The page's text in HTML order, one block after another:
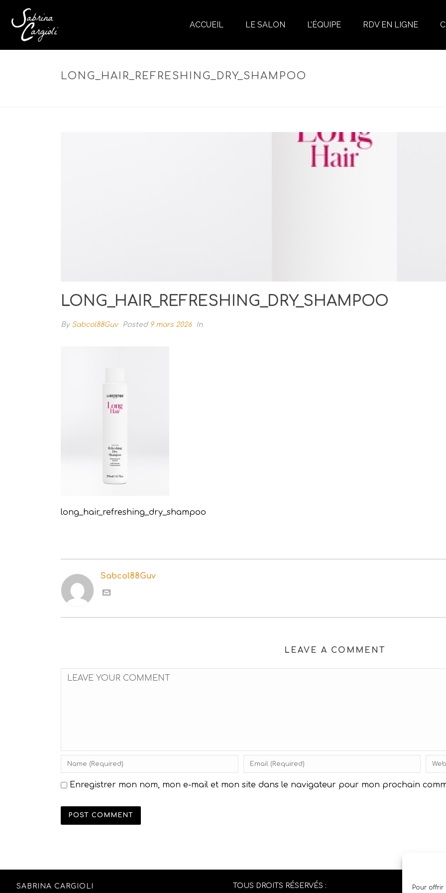
Pour offrir
ACCUEIL LE SALON L’ÉQUIPE RDV EN LIGNE
LONG_HAIR_REFRESHING_DRY_SHAMPOO
LONG_HAIR_REFRESHING_DRY_SHAMPOO
By Sabcol88Guv Posted 9 mars 2026 In
long_hair_refreshing_dry_shampoo
Sabcol88Guv
LEAVE A COMMENT
Enregistrer mon nom, mon e-mail et mon site dans le navigateur pour mon prochain
SABRINA CARGIOLI TOUS DROITS RÉSERVÉS :